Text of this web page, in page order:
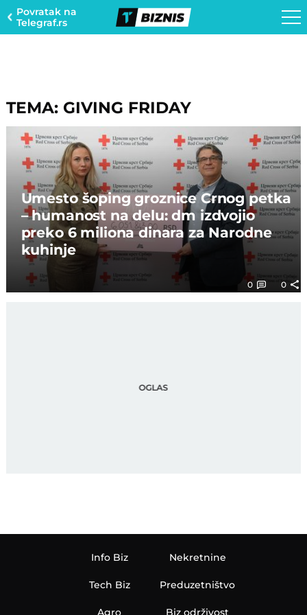
Povratak na
Telegraf.rs
TEMA: GIVING FRIDAY
Umesto šoping groznice Crnog petka
– humanost na delu: dm izdvojio
preko 6 miliona dinara za Narodne
kuhinje
0 0
Info Biz
Tech Biz
Agro
Nekretnine
Preduzetništvo
Biz održivost